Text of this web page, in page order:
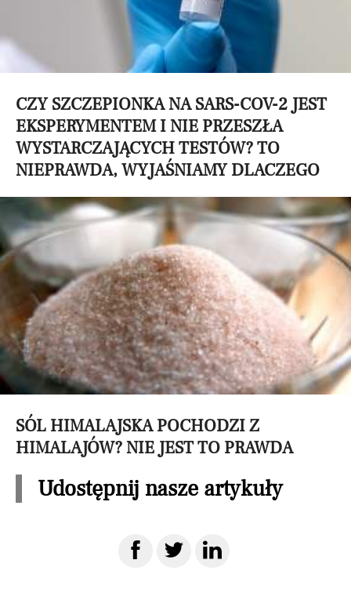
CZY SZCZEPIONKA NA SARS-COV-2 JEST
EKSPERYMENTEM I NIE PRZESZŁA
WYSTARCZAJĄCYCH TESTÓW? TO
NIEPRAWDA, WYJAŚNIAMY DLACZEGO
SÓL HIMALAJSKA POCHODZI Z
HIMALAJÓW? NIE JEST TO PRAWDA
Udostępnij nasze artykuły